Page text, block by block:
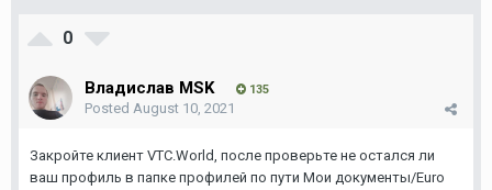
0
Владислав MSK 135
Posted August 10, 2021
Закройте клиент VTC.World, после проверьте не остался ли
ваш профиль в папке профилей по пути Мои документы/Euro